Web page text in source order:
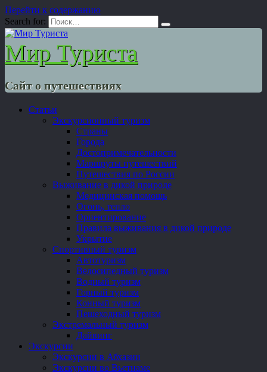
Перейти к содержанию
Search for:
Мир Туриста
Сайт о путешествиях
Статьи
Экскурсионный туризм
Страны
Города
Достопримечательности
Маршруты путешествий
Путешествия по России
Выживание в дикой природе
Медицинская помощь
Огонь, тепло
Ориентирование
Правила выживания в дикой природе
Укрытие
Спортивный туризм
Автотуризм
Велосипедный туризм
Водный туризм
Горный туризм
Конный туризм
Пешеходный туризм
Экстремальный туризм
Дайвинг
Экскурсии
Экскурсии в Абхазии
Экскурсии во Вьетнаме